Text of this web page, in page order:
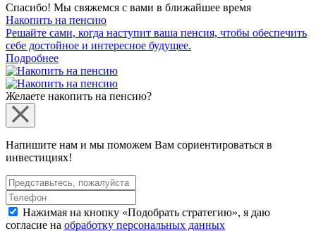
Спасибо! Мы свяжемся с вами в ближайшее время
Накопить на пенсию
Решайте сами, когда наступит ваша пенсия, чтобы обеспечить
себе достойное и интересное будущее.
Подробнее
Желаете накопить на пенсию?
Напишите нам и мы поможем Вам сориентироваться в
инвестициях!
Нажимая на кнопку «Подобрать стратегию», я даю
согласие на обработку персональных данных